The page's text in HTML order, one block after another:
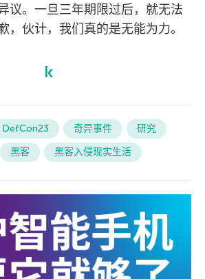
议。一旦三年期限过后，就无法
，伙计，我们真的是无能为力。
DefCon23 奇异事件
研究
黑客 黑客入侵现实生活